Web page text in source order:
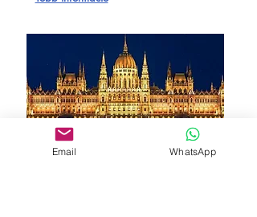
Email WhatsApp